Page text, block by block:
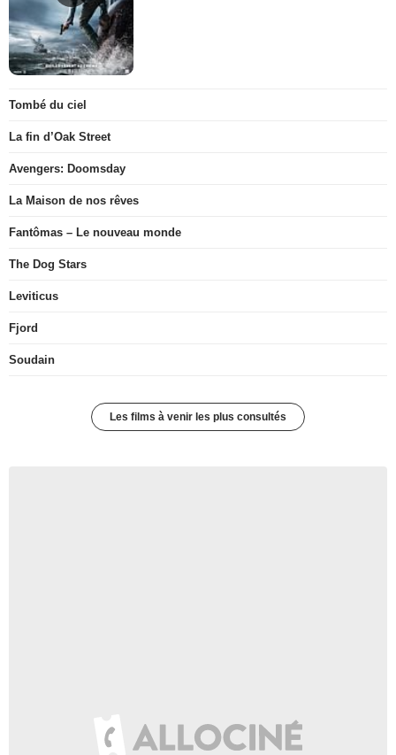
Tombé du ciel
La fin d’Oak Street
Avengers: Doomsday
La Maison de nos rêves
Fantômas – Le nouveau monde
The Dog Stars
Leviticus
Fjord
Soudain
Les films à venir les plus consultés